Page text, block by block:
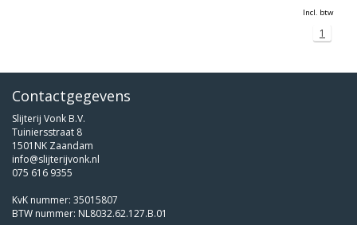
Incl. btw
1
Contactgegevens
Slijterij Vonk B.V.
Tuiniersstraat 8
1501NK Zaandam
info@slijterijvonk.nl
075 616 9355
KvK nummer: 35015807
BTW nummer: NL8032.62.127.B.01